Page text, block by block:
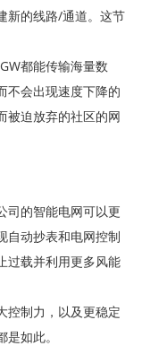
新的线路/通道。这节
都能传输海量数
不会出现速度下降的
被迫放弃的社区的网
司的智能电网可以更
自动抄表和电网控制
过载并利用更多风能
控制力，以及更稳定
如此。